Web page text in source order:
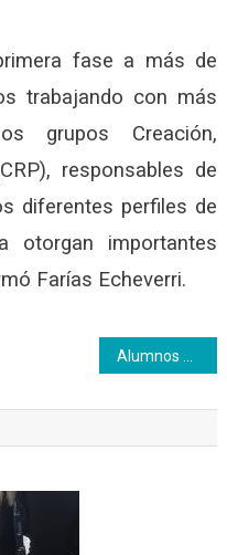
fase a más de
trabajando con más
grupos Creación,
responsables de
diferentes perfiles de
otorgan importantes
Farías Echeverri.